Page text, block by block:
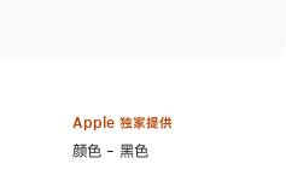
Apple 独家提供
选
颜色 - 黑色